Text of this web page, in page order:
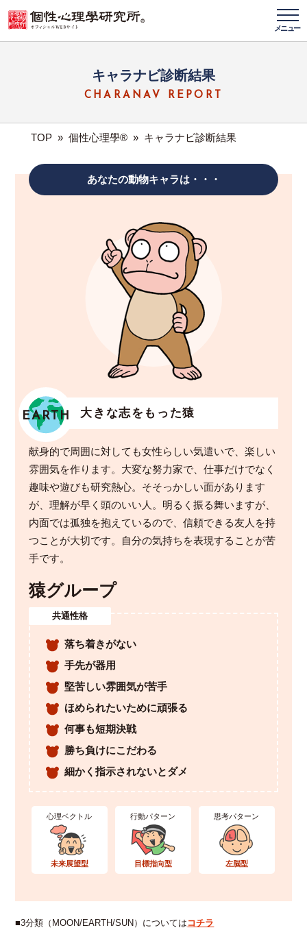
メニュー
キャラナビ診断結果
CHARANAV REPORT
TOP » 個性心理學® » キャラナビ診断結果
あなたの動物キャラは・・・
EARTH 大きな志をもった猿
献身的で周囲に対しても女性らしい気遣いで、楽しい
雰囲気を作ります。大変な努力家で、仕事だけでなく
趣味や遊びも研究熱心。そそっかしい面があります
が、理解が早く頭のいい人。明るく振る舞いますが、
内面では孤独を抱えているので、信頼できる友人を持
つことが大切です。自分の気持ちを表現することが苦
手です。
猿グループ
共通性格
落ち着きがない
手先が器用
堅苦しい雰囲気が苦手
ほめられたいために頑張る
何事も短期決戦
勝ち負けにこだわる
細かく指示されないとダメ
心理ベクトル
未来展望型
行動パターン
目標指向型
思考パターン
左脳型
■3分類（MOON/EARTH/SUN）については コチラ